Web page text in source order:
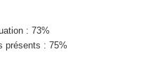
: 73%
présents : 75%